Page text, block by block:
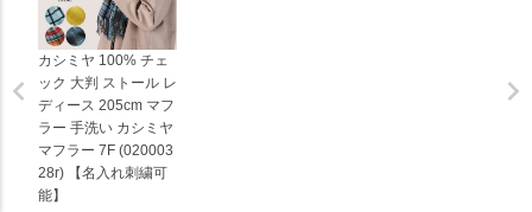
カシミヤ 100% チェ
ック 大判 ストール レ
ディース 205cm マフ
ラー 手洗い カシミヤ
マフラー 7F (020003
28r) 【名入れ刺繍可
能】